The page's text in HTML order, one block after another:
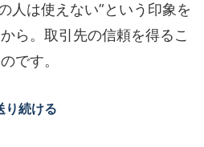
人は使えない”という印象を
ら。取引先の信頼を得るこ
です。
り続ける